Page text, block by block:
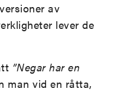
av
lever de
”Negar har en
man vid en råtta,